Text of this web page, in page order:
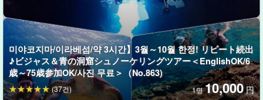
미야코지마/이라베섬/약 3시간】3월～10월 한정! リピート続出
♪ビジャス＆青の洞窟シュノーケリングツアー＜EnglishOK/6
歳～75歳参加OK/사진 무료＞（No.863)
1명10,000 円
(37건)